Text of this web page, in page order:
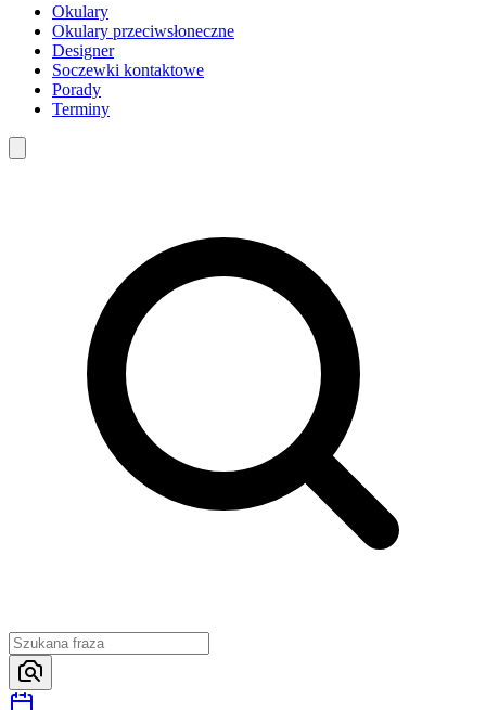
Okulary
Okulary przeciwsłoneczne
Designer
Soczewki kontaktowe
Porady
Terminy